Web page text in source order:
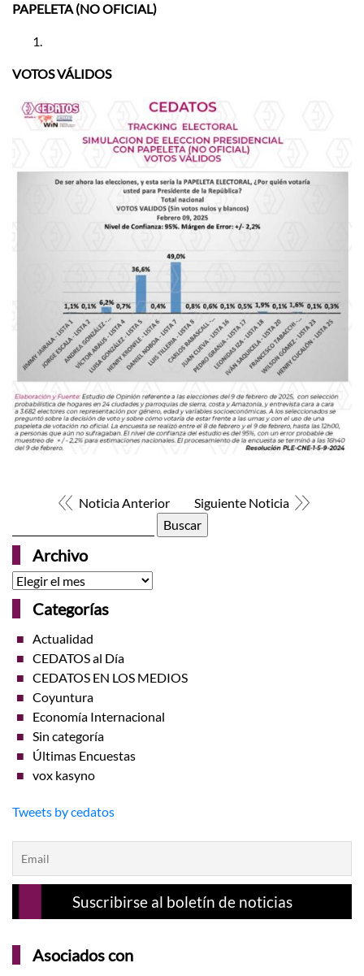
PAPELETA (NO OFICIAL)
VOTOS VÁLIDOS
Noticia Anterior
Siguiente Noticia
Archivo
Archivo
Categorías
Actualidad
CEDATOS al Día
CEDATOS EN LOS MEDIOS
Coyuntura
Economía Internacional
Sin categoría
Últimas Encuestas
vox kasyno
Tweets by cedatos
Asociados con